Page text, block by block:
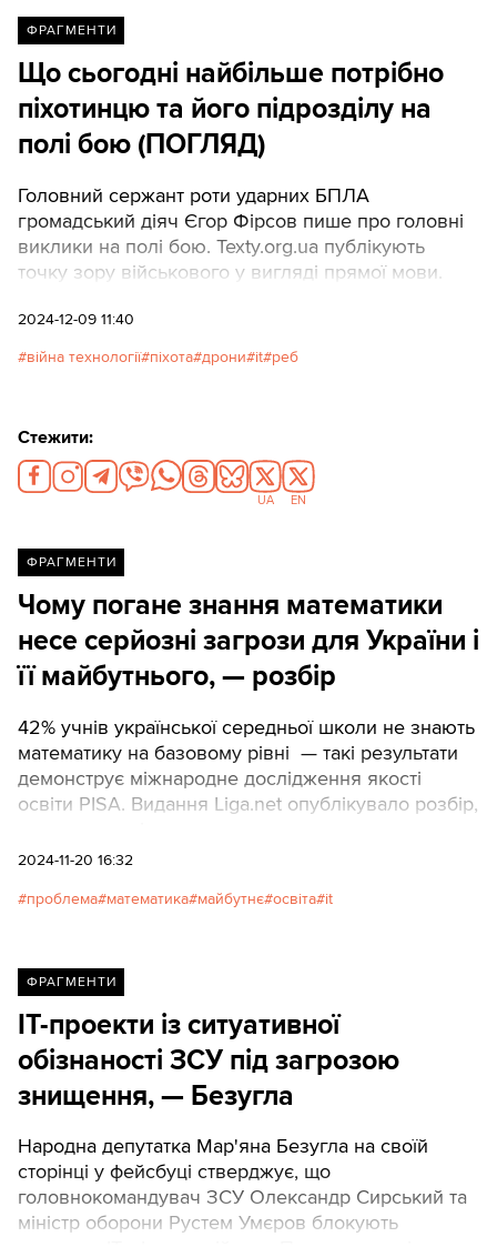
буде з ІТ-підрозділом, яка ситуація із проєктами
розформованого ЦГД, чи зменшилася команда
центру. Texty.org.ua публікують ключові
фрагменти розмови у вигляді впорядкованої
прямої мови командира ЦМТР.
ФРАГМЕНТИ
Що сьогодні найбільше потрібно
піхотинцю та його підрозділу на
полі бою (ПОГЛЯД)
Головний сержант роти ударних БПЛА
громадський діяч Єгор Фірсов пише про головні
виклики на полі бою. Texty.org.ua публікують
точку зору військового у вигляді прямої мови.
2024-12-09 11:40
війна технології піхота дрони it реб
Стежити:
UA EN
ФРАГМЕНТИ
Чому погане знання математики
несе серйозні загрози для України і
її майбутнього, — розбір
42% учнів української середньої школи не знають
математику на базовому рівні — такі результати
демонструє міжнародне дослідження якості
освіти PISA. Видання Liga.net опублікувало розбір,
позначитися на майбутньому країни.
2024-11-20 16:32
проблема математика майбутнє освіта it
ФРАГМЕНТИ
ІТ-проекти із ситуативної
обізнаності ЗСУ під загрозою
знищення, — Безугла
Народна депутатка Мар'яна Безугла на своїй
сторінці у фейсбуці стверджує, що
головнокомандувач ЗСУ Олександр Сирський та
міністр оборони Рустем Умєров блокують